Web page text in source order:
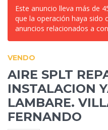
Este anuncio lleva más de
que la operación haya sido
anuncios relacionados a
VENDO
AIRE SPLT
INSTALACION
LAMBARE.
FERNANDO